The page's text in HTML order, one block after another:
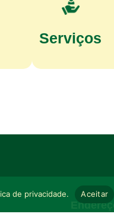
Serviços
Endereço
de privacidade. Aceitar